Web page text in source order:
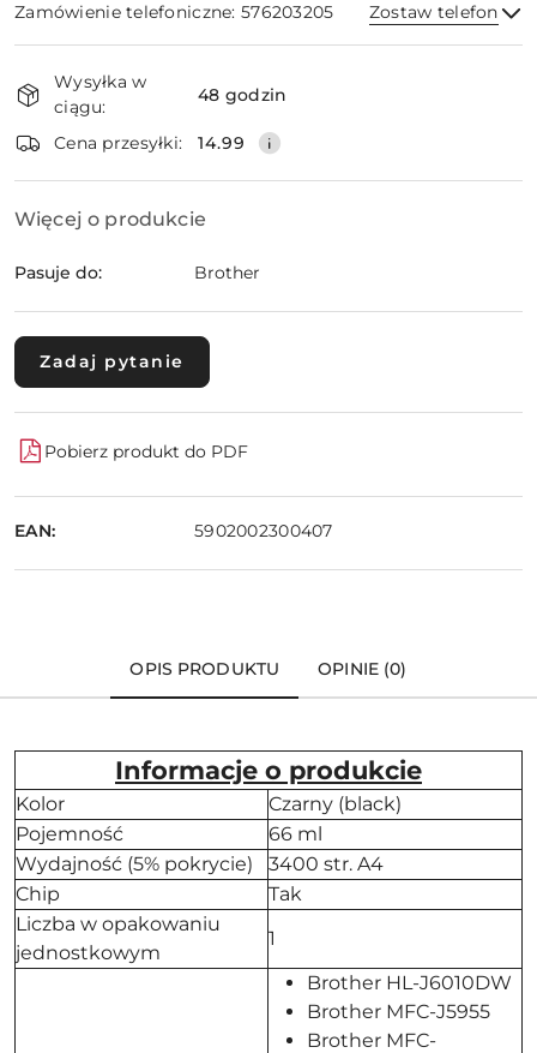
Zamówienie telefoniczne: 576203205 Zostaw telefon
i
dostawa
Wysyłka w
ciągu:
48 godzin
Cena przesyłki: 14.99
Więcej o produkcie
Pasuje do: Brother
Zadaj pytanie
Pobierz produkt do PDF
EAN: 5902002300407
OPIS PRODUKTU OPINIE (0)
Informacje o produkcie
Kolor
Czarny (black)
Pojemność
66 ml
Wydajność (5% pokrycie)
3400 str. A4
Chip
Tak
Liczba w opakowaniu
jednostkowym
1
Brother HL-J6010DW
Brother MFC-J5955
Brother MFC-